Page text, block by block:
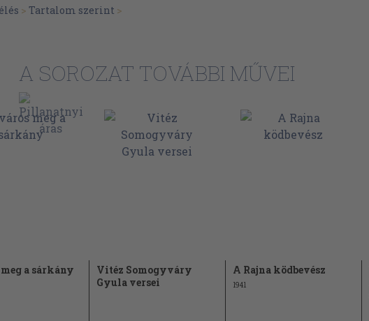
> Tartalom szerint >
A SOROZAT TOVÁBBI MŰVEI
a sárkány
Vitéz Somogyváry
Gyula versei
A Rajna ködbevész
1941